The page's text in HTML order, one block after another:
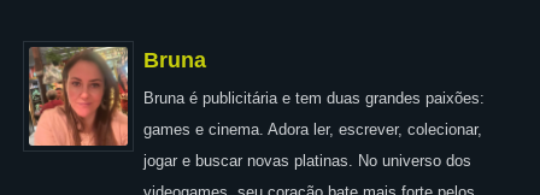
Bruna
Bruna é publicitária e tem duas grandes paixões:
games e cinema. Adora ler, escrever, colecionar,
jogar e buscar novas platinas. No universo dos